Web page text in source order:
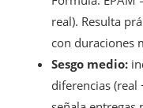
real). Resulta
con duraciones
Sesgo medio:
diferencias